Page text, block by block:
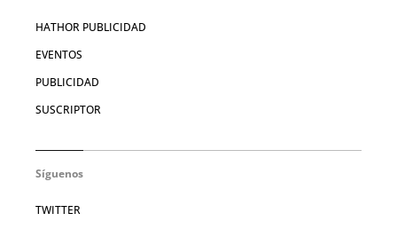
HATHOR PUBLICIDAD
EVENTOS
PUBLICIDAD
SUSCRIPTOR
Síguenos
TWITTER